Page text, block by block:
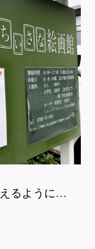
るように…